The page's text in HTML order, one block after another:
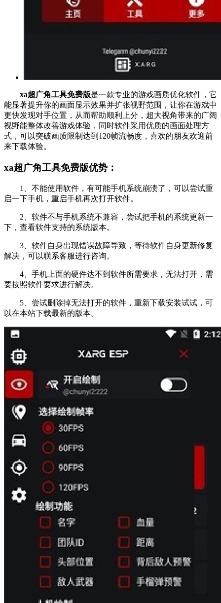
xa超广角工具免费版是一款专业的游戏画质优化软件，它
能显著提升你的画面显示效果并扩张视野范围，让你在游戏中
更快发现对手位置，从而帮助顺利上分，超大视角带来的广阔
视野能整体改善游戏体验，同时软件采用优质的画面处理方
式，可以突破画质限制达到120帧流畅度，喜欢的朋友欢迎前
来下载体验。
xa超广角工具免费版优势：
1、不能使用软件，有可能手机系统崩溃了，可以尝试重
启一下手机，重启手机再次打开软件。
2、软件不与手机系统不兼容，尝试把手机的系统更新一
下，查看软件支持的系统版本。
3、软件自身出现错误故障导致，等待软件自身更新修复
解决，可以联系客服进行咨询。
4、手机上面的硬件达不到软件所需要求，无法打开，需
要按照软件要求进行解决。
5、尝试删除掉无法打开的软件，重新下载安装试试，可
以在本站下载最新的版本。